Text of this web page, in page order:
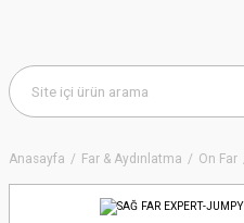
Anasayfa Far & Aydınlatma Ön Far